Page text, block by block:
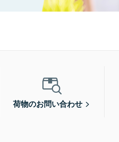
荷物のお問い合わせ